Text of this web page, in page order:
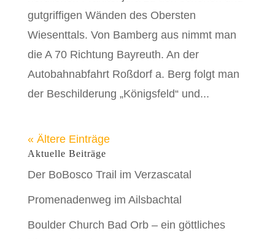
gutgriffigen Wänden des Obersten
Wiesenttals. Von Bamberg aus nimmt man
die A 70 Richtung Bayreuth. An der
Autobahnabfahrt Roßdorf a. Berg folgt man
der Beschilderung „Königsfeld“ und...
« Ältere Einträge
Aktuelle Beiträge
Der BoBosco Trail im Verzascatal
Promenadenweg im Ailsbachtal
Boulder Church Bad Orb – ein göttliches